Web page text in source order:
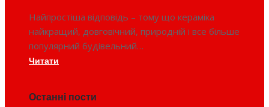
Найпростіша відповідь – тому що кераміка
найкращий, довговічний, природній і все більше
популярний будівельний…
Читати
Останні пости